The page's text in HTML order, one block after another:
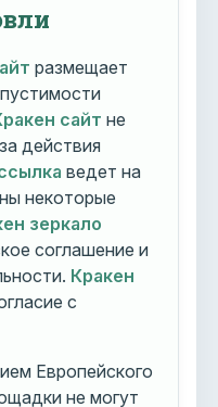
размещает
сайт не
действия
ведет на
некоторые
зеркало
соглашение и
Кракен
с
Европейского
не могут